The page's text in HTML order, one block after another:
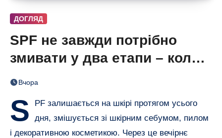
ДОГЛЯД
SPF не завжди потрібно
змивати у два етапи – коли
одного очищення достатньо
Вчора
S
PF залишається на шкірі протягом усього
дня, змішується зі шкірним себумом, пилом
і декоративною косметикою. Через це вечірнє